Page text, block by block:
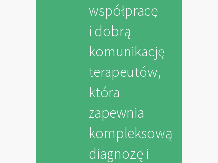
współpracę
i dobrą
komunikację
terapeutów,
która
zapewnia
kompleksową
diagnozę i